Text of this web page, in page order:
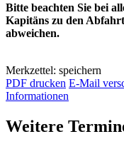
Bitte beachten Sie bei
Kapitäns zu den
abweichen.
Merkzettel: speichern
PDF drucken E-Mail
Informationen
Weitere